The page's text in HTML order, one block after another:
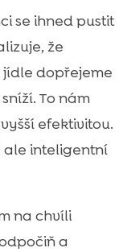
se ihned pustit
že
dopřejeme
To nám
efektivitou.
ale inteligentní
na chvíli
a